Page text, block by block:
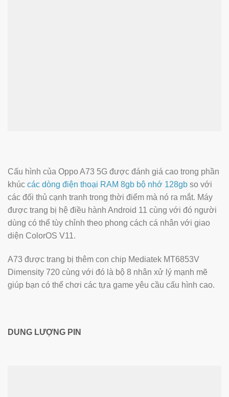
Cấu hình của Oppo A73 5G được đánh giá cao trong phần
khúc các dòng điện thoại RAM 8gb bộ nhớ 128gb so với
các đối thủ cạnh tranh trong thời điểm mà nó ra mắt. Máy
được trang bị hệ điều hành Android 11 cùng với đó người
dùng có thể tùy chỉnh theo phong cách cá nhân với giao
diện ColorOS V11.
A73 được trang bị thêm con chip Mediatek MT6853V
Dimensity 720 cùng với đó là bộ 8 nhân xử lý mạnh mẽ
giúp bạn có thể chơi các tựa game yêu cầu cấu hình cao.
DUNG LƯỢNG PIN